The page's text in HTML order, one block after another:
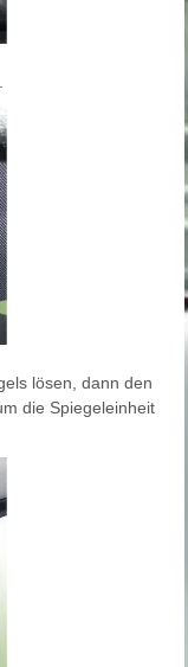
lösen, dann den
die Spiegeleinheit